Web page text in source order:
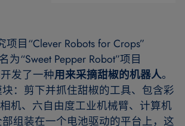
目“Clever Robots for Crops”
为“Sweet Pepper Robot”项目
开发了一种用来采摘甜椒的机器人。
：剪下并抓住甜椒的工具、包含彩
机、六自由度工业机械臂、计算机
组装在一个电池驱动的平台上，这